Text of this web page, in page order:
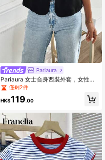
Pariaura
Pariaura 女士合身西裝外套，女性商
務西裝外套，畢業典禮服裝
僅剩2件
HK$119.00